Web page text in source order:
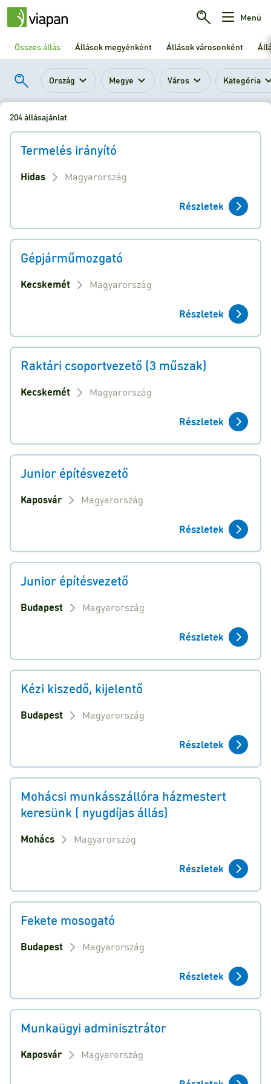
Menü
Összes állás Állások megyénként Állások városonként
Ország Megye Város Kategória
204 állásajánlat
Termelés irányító
Hidas Magyarország
Részletek
Gépjárműmozgató
Kecskemét Magyarország
Részletek
Raktári csoportvezető (3 műszak)
Kecskemét Magyarország
Részletek
Junior építésvezető
Kaposvár Magyarország
Részletek
Junior építésvezető
Budapest Magyarország
Részletek
Kézi kiszedő, kijelentő
Budapest Magyarország
Részletek
Mohácsi munkásszállóra házmestert
keresünk ( nyugdíjas állás)
Mohács Magyarország
Részletek
Fekete mosogató
Budapest Magyarország
Részletek
Munkaügyi adminisztrátor
Kaposvár Magyarország